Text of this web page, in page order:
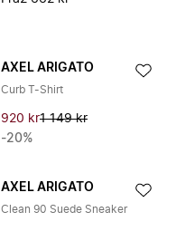
AXEL ARIGATO
Curb T-Shirt
920 kr1 149 kr
-20%
AXEL ARIGATO
Clean 90 Suede Sneaker